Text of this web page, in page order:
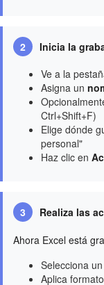
2
Inicia la
Ve a la
Asigna un
Ctrl+Shift+F)
Elige dónde
personal"
Haz clic en
3
Realiza las
Ahora Excel está
Selecciona
Aplica